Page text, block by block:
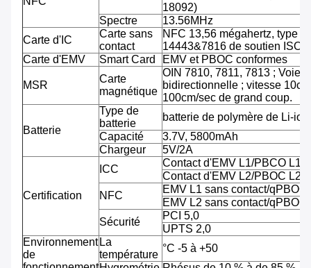
18092)
Spectre
13.56MHz
Carte d'IC
Carte sans
contact
NFC 13,56 mégahertz, type
14443&7816 de soutien ISO/
Carte d'EMV
Smart Card EMV et PBOC conformes
MSR
Carte
magnétique
OIN 7810, 7811, 7813 ; Voie
bidirectionnelle ; vitesse
100cm/sec de grand coup.
Batterie
Type de
batterie
batterie de polymère de Li-ion
Capacité
3.7V, 5800mAh
Chargeur
5V/2A
Certification
ICC
Contact d'EMV L1/PBCO L1
Contact d'EMV L2/PBOC L2
NFC
EMV L1 sans contact/qPBOC
EMV L2 sans contact/qPBOC
Sécurité
PCI 5,0
UPTS 2,0
Environnement
de
La
température
°C -5 à +50